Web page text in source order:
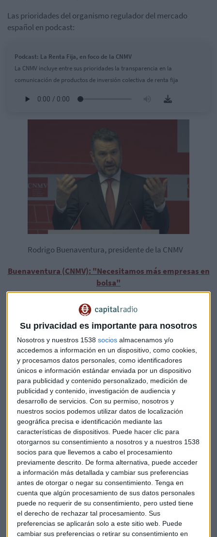
Su privacidad es importante para nosotros
Nosotros y nuestros 1538 socios almacenamos y/o
accedemos a información en un dispositivo, como cookies,
y procesamos datos personales, como identificadores
únicos e información estándar enviada por un dispositivo
para publicidad y contenido personalizado, medición de
publicidad y contenido, investigación de audiencia y
desarrollo de servicios. Con su permiso, nosotros y
nuestros socios podemos utilizar datos de localización
geográfica precisa e identificación mediante las
características de dispositivos. Puede hacer clic para
otorgarnos su consentimiento a nosotros y a nuestros 1538
socios para que llevemos a cabo el procesamiento
previamente descrito. De forma alternativa, puede acceder
a información más detallada y cambiar sus preferencias
antes de otorgar o negar su consentimiento. Tenga en
cuenta que algún procesamiento de sus datos personales
puede no requerir de su consentimiento, pero usted tiene
el derecho de rechazar tal procesamiento. Sus
preferencias se aplicarán solo a este sitio web. Puede
cambiar sus preferencias o retirar su consentimiento en
Las prioridades del organismo regulador del mercado
español en podcast:
Podcast: La Renta Fija, en foco de la CNMV
La CNMV incluye entre sus prioridades la transparencia en la
comunicación de productos de inversión colectiva de renta fija
Rodrigo Buenaventura, presidente de la CNMV
Buenaventura (CNMV): "Necesitamos más empresas en
bolsa"
Con la hipoteca al cuello: es esfuerzo en
vivienda se va al 38%
El Euribor se va al 3,65%, máximos desde 2008, lo
que provoca que se eleve el esfuerzo hipotecario de
las familias por encima de lo recomendado
Capital Radio / / 2023-02-23
48 iniciativas para 2023
La Comisión Nacional del Mercado de Valores ha
presentado su Plan de Actividades para 2023, que incluye 48
iniciativas concretas o actuaciones que desarrollará en este